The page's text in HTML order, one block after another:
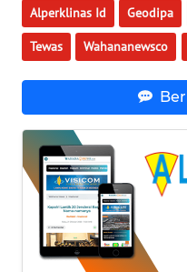
Alperklinas Id Geodipa
Tewas Wahananewsco
WN
SUMSEL
WN
WN
LAMPUNG
WN
JATENG